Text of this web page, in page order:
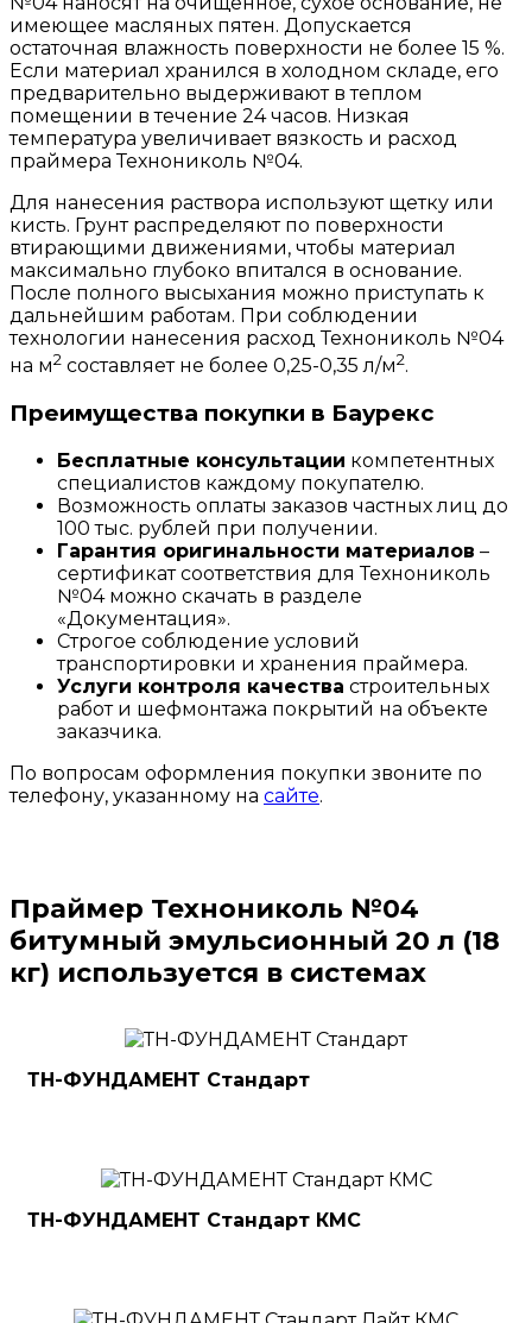
имеющее масляных пятен. Допускается
остаточная влажность поверхности не более 15 %.
Если материал хранился в холодном складе, его
предварительно выдерживают в теплом
помещении в течение 24 часов. Низкая
температура увеличивает вязкость и расход
праймера Технониколь №04.
Для нанесения раствора используют щетку или
кисть. Грунт распределяют по поверхности
втирающими движениями, чтобы материал
максимально глубоко впитался в основание.
После полного высыхания можно приступать к
дальнейшим работам. При соблюдении
технологии нанесения расход Технониколь №04
на м2 составляет не более 0,25-0,35 л/м2.
Преимущества покупки в Баурекс
Бесплатные консультации компетентных
специалистов каждому покупателю.
Возможность оплаты заказов частных лиц до
100 тыс. рублей при получении.
Гарантия оригинальности материалов –
сертификат соответствия для Технониколь
№04 можно скачать в разделе
«Документация».
Строгое соблюдение условий
транспортировки и хранения праймера.
Услуги контроля качества строительных
работ и шефмонтажа покрытий на объекте
заказчика.
По вопросам оформления покупки звоните по
телефону, указанному на сайте.
Праймер Технониколь №04
битумный эмульсионный 20 л (18
кг) используется в системах
ТН-ФУНДАМЕНТ Стандарт
ТН-ФУНДАМЕНТ Стандарт КМС